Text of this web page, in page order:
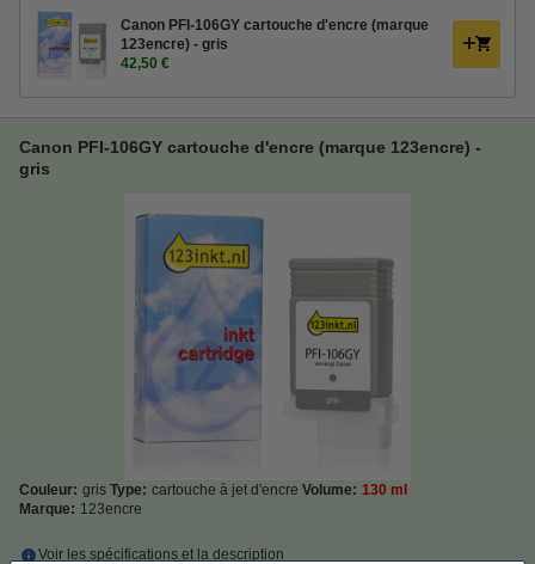
Canon PFI-106GY cartouche d'encre (marque
123encre) - gris
42,50 €
Canon PFI-106GY cartouche d'encre (marque 123encre) -
gris
Couleur: gris Type: cartouche à jet d'encre Volume: 130 ml
Marque: 123encre
Voir les spécifications et la description